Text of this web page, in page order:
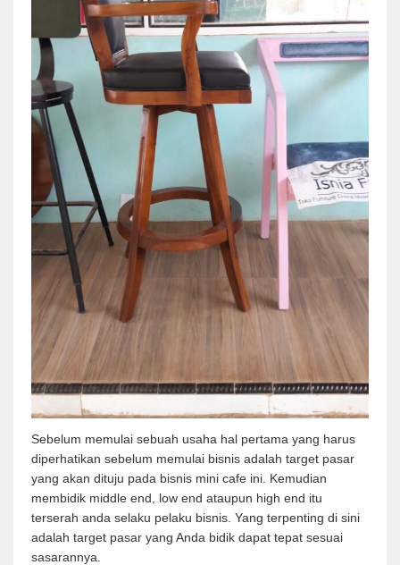
Sebelum memulai sebuah usaha hal pertama yang harus
diperhatikan sebelum memulai bisnis adalah target pasar
yang akan dituju pada bisnis mini cafe ini. Kemudian
membidik middle end, low end ataupun high end itu
terserah anda selaku pelaku bisnis. Yang terpenting di sini
adalah target pasar yang Anda bidik dapat tepat sesuai
sasarannya.